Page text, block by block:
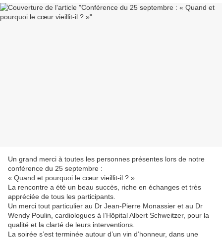
Un grand merci à toutes les personnes présentes lors de notre
conférence du 25 septembre :
« Quand et pourquoi le cœur vieillit-il ? »
La rencontre a été un beau succès, riche en échanges et très
appréciée de tous les participants.
Un merci tout particulier au Dr Jean-Pierre Monassier et au Dr
Wendy Poulin, cardiologues à l’Hôpital Albert Schweitzer, pour la
qualité et la clarté de leurs interventions.
La soirée s’est terminée autour d’un vin d’honneur, dans une